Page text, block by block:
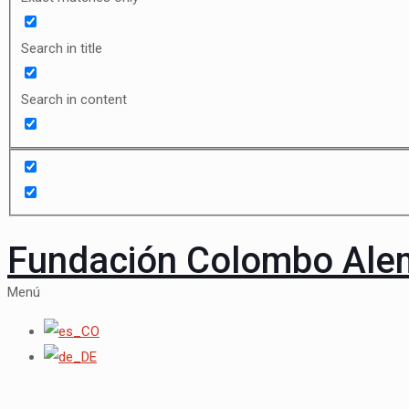
Search in title
Search in content
Fundación Colombo
Menú